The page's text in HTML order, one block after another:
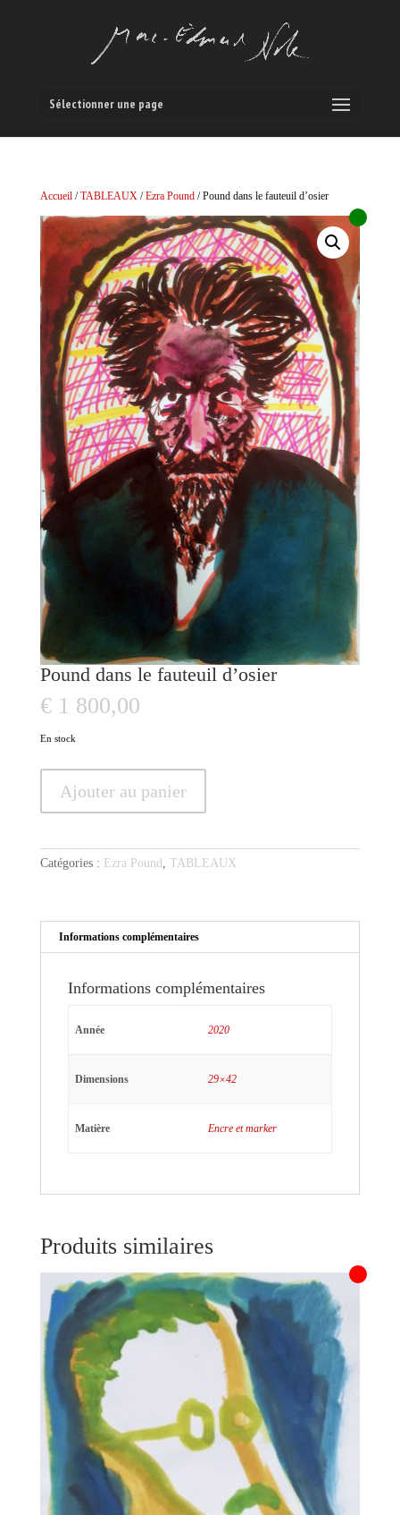
Sélectionner une page
Accueil/TABLEAUX/Ezra Pound/ Pound dans le fauteuil d’osier
Pound dans le fauteuil d’osier
€1 800,00
En stock
Pound
le
fauteuil
Ajouter au panier
Catégories : Ezra Pound TABLEAUX
Informations complémentaires
Informations complémentaires
Année 2020
Dimensions 29×42
Matière Encre et marker
Produits similaires